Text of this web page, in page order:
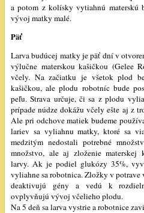
a potom z kolísky vytiahnú materskú
vývoj matky malé.
Päť
Larva budúcej matky je päť dní v
výlučne materskou kašičkou (Gelee
včely. Na začiatku je všetok plod
kašičkou, ale plodu robotníc bude
peľu. Strava určuje, či sa z plodu
prípade núdze dokážu včely ešte aj z
Ale pri odchove matiek budeme
lariev sa vyliahnu matky, ktoré sa
medzitým nedostali potrebné
množstvo, ale aj zloženie materskej
larvy. Ak je podiel glukózy 35%,
vyliahne sa robotnica. Zložky v
deaktivujú gény a vedú k
ovplyvňujú vývoj včelieho plodu.
Na 5 deň sa larva vystrie a robotnice